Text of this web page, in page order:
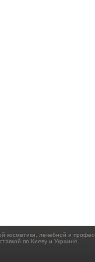
косметики, лечебной и
по Киеву и Украине.